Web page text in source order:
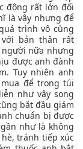
động rất lớn đối
là vậy nhưng để
trình vô cùng
bản thân rất
nữa nhưng
được anh đành
Tuy nhiên anh
để trong túi
như vậy song
bắt đầu giảm
chuẩn bị được
như là không
tránh tiếp xúc